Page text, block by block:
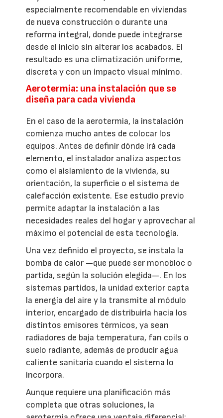
especialmente recomendable en viviendas
de nueva construcción o durante una
reforma integral, donde puede integrarse
desde el inicio sin alterar los acabados. El
resultado es una climatización uniforme,
discreta y con un impacto visual mínimo.
Aerotermia: una instalación que se
diseña para cada vivienda
En el caso de la aerotermia, la instalación
comienza mucho antes de colocar los
equipos. Antes de definir dónde irá cada
elemento, el instalador analiza aspectos
como el aislamiento de la vivienda, su
orientación, la superficie o el sistema de
calefacción existente. Ese estudio previo
permite adaptar la instalación a las
necesidades reales del hogar y aprovechar al
máximo el potencial de esta tecnología.
Una vez definido el proyecto, se instala la
bomba de calor —que puede ser monobloc o
partida, según la solución elegida—. En los
sistemas partidos, la unidad exterior capta
la energía del aire y la transmite al módulo
interior, encargado de distribuirla hacia los
distintos emisores térmicos, ya sean
radiadores de baja temperatura, fan coils o
suelo radiante, además de producir agua
caliente sanitaria cuando el sistema lo
incorpora.
Aunque requiere una planificación más
completa que otras soluciones, la